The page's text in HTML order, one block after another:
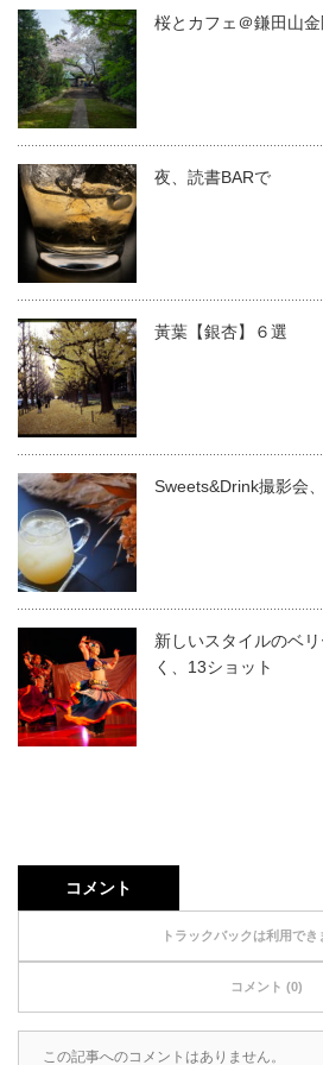
桜とカフェ＠鎌田山
夜、読書BARで
黃葉【銀杏】６選
Sweets&Drink撮影会
新しいスタイルのベ
く、13ショット
コメント
トラックバックは利用でき
コメント (0)
この記事へのコメントはありません。